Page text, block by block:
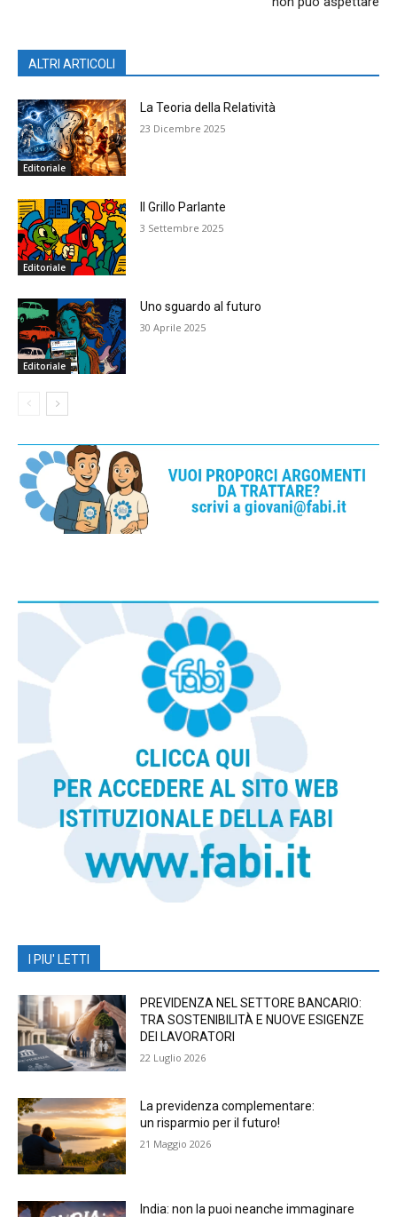
ALTRI ARTICOLI
Editoriale
La Teoria della Relatività
23 Dicembre 2025
Editoriale
Il Grillo Parlante
3 Settembre 2025
Editoriale
Uno sguardo al futuro
30 Aprile 2025
I PIU' LETTI
PREVIDENZA NEL SETTORE BANCARIO:
TRA SOSTENIBILITÀ E NUOVE ESIGENZE
DEI LAVORATORI
22 Luglio 2026
La previdenza complementare:
un risparmio per il futuro!
21 Maggio 2026
India: non la puoi neanche immaginare